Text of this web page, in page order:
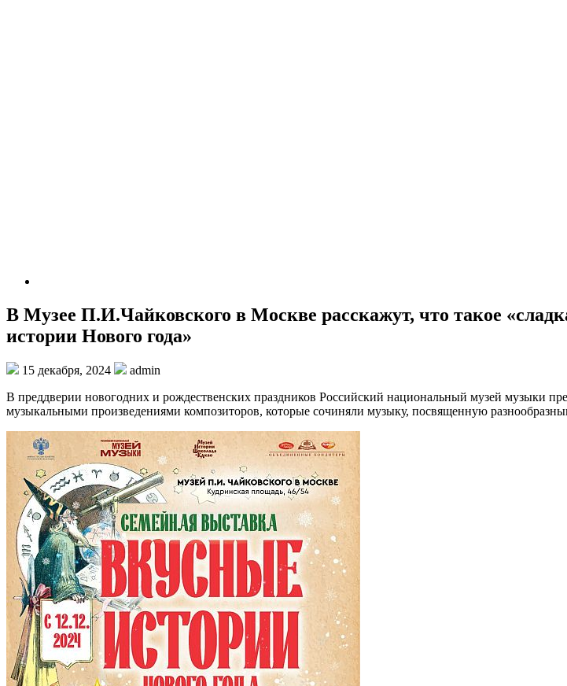
В Музее П.И.Чайковского в Москве расскажут, что такое
истории Нового года»
15 декабря, 2024
admin
В преддверии новогодних и рождественских праздников Российский национальный музей музыки
музыкальными произведениями композиторов, которые сочиняли музыку, посвященную